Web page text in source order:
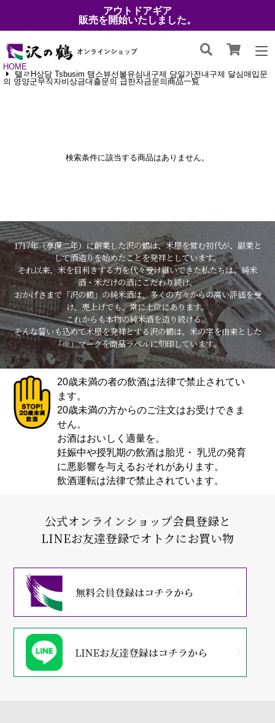
アウトドアギア
販売を開始いたしました。
HOME
탤ㄹH상담 Tsbusim 탬스뷰선불유심내구제 당일가전내구제 달심매입문
의 영양군무직자비상금대출문의 급한자금문의商品一覧
検索条件に該当する商品はありません。
1717年（享保二年）に創業した沢の鶴は、米屋を営む初代が、副業と
して酒造りを始めたことを発祥としています。
それ以来、米を目利きする力を代々受け継いできた私たちは、純米
酒・米だけの酒にこだわり続け、
おかげさまで「沢の鶴」の純米酒は、多くの方々からの高い評価を受
け、売上げでも、常に上位にあります。
これからも本物の純米酒を造り続ける。
そんな誓いも込めて米屋を発祥とする沢の鶴は、米の字を由来とした
「※」マークを商品ラベルに刻印しています。
20歳未満の者の飲酒は法律で禁止されてい
ます。
20歳未満の方からのご注文はお受けできま
せん。
お酒はおいしく適量を。
妊娠中や授乳期の飲酒は胎児・ 乳児の発育
に悪影響を与えるおそれがあります。
飲酒運転は法律で禁止されています。
公式オンラインショップ会員登録と
LINEお友達登録でオトクにお買い物